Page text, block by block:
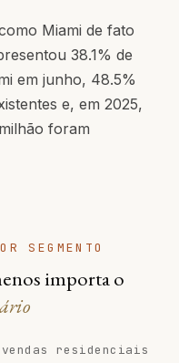
Miami de fato
38.1% de
em junho, 48.5%
e, em 2025,
foram
SEGMENTO
importa o
residenciais